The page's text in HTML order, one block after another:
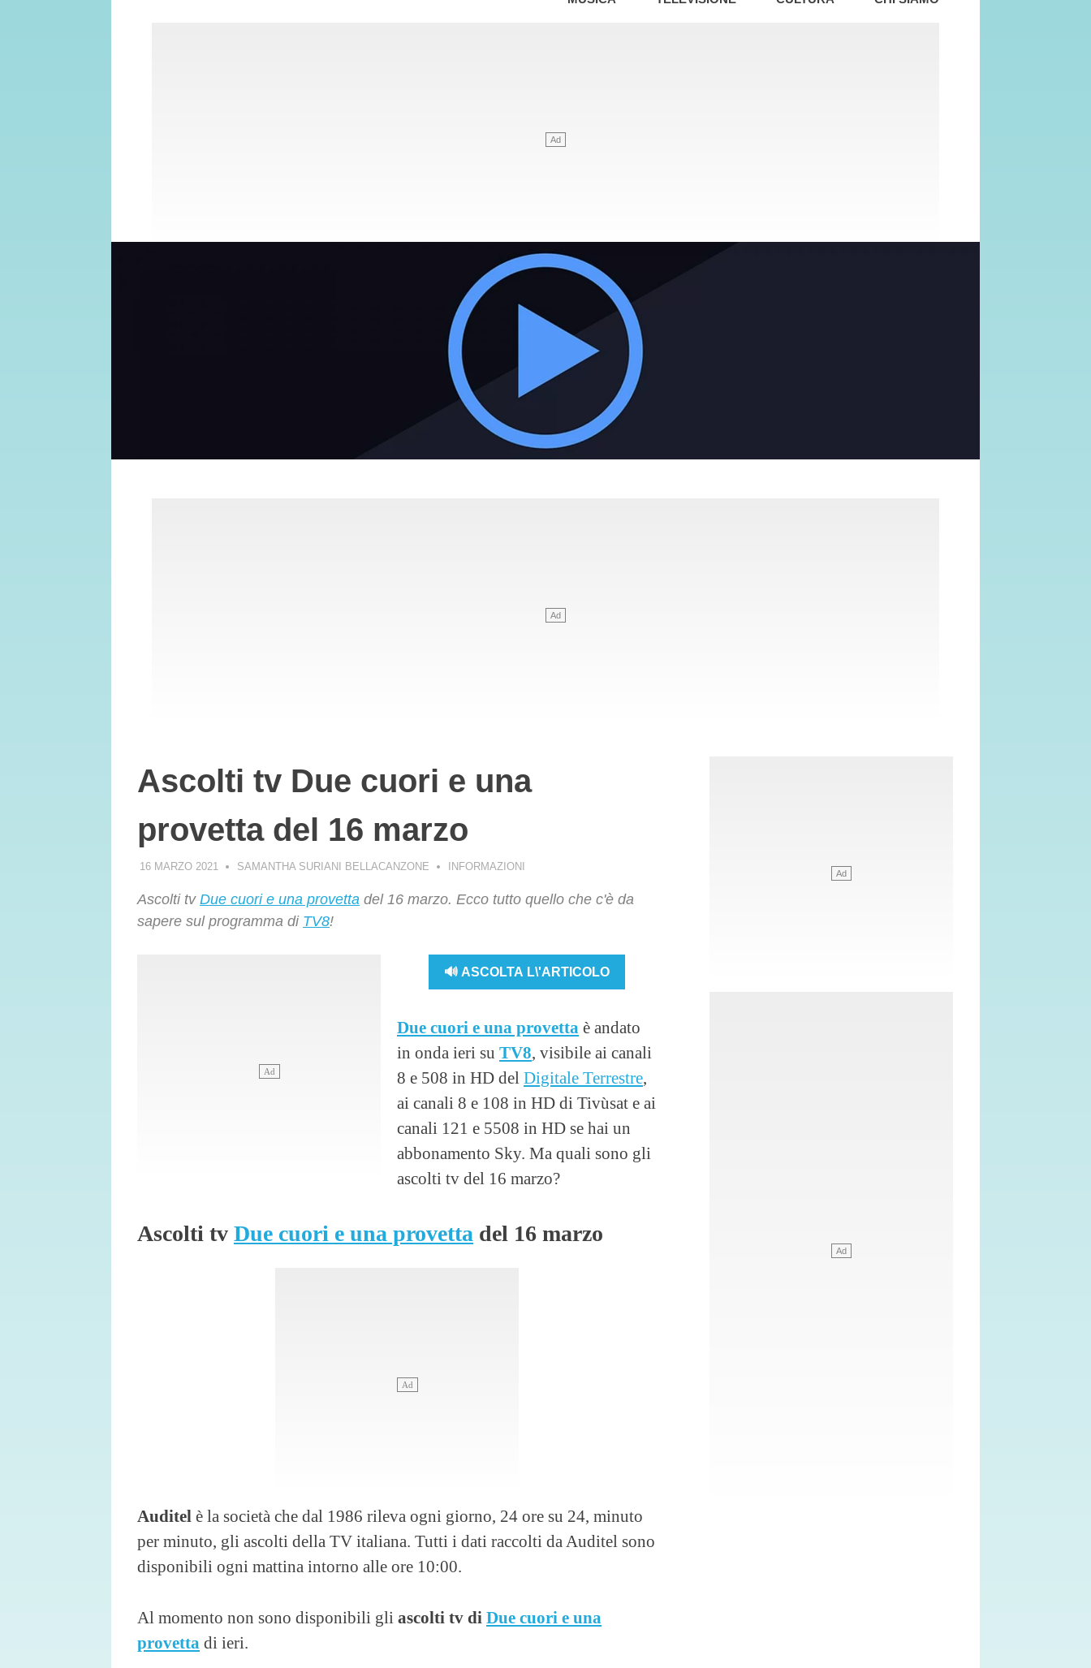
Ascolti tv Due cuori e una
provetta del 16 marzo
16 MARZO 2021 SAMANTHA SURIANI BELLACANZONE INFORMAZIONI
Ascolti tv Due cuori e una provetta del 16 marzo. Ecco tutto quello che c'è da
sapere sul programma di TV8!
🔊 ASCOLTA L\'ARTICOLO
Due cuori e una provetta è andato
in onda ieri su TV8, visibile ai canali
8 e 508 in HD del Digitale Terrestre,
ai canali 8 e 108 in HD di Tivùsat e ai
canali 121 e 5508 in HD se hai un
abbonamento Sky. Ma quali sono gli
ascolti tv del 16 marzo?
Ascolti tv Due cuori e una provetta del 16 marzo
Auditel è la società che dal 1986 rileva ogni giorno, 24 ore su 24, minuto
per minuto, gli ascolti della TV italiana. Tutti i dati raccolti da Auditel sono
disponibili ogni mattina intorno alle ore 10:00.
Al momento non sono disponibili gli ascolti tv di Due cuori e una
provetta di ieri.